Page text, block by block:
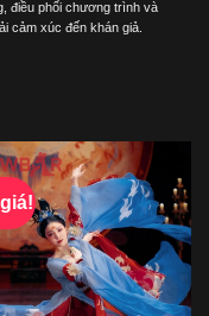
điều phối chương trình và
cảm xúc đến khán giả.